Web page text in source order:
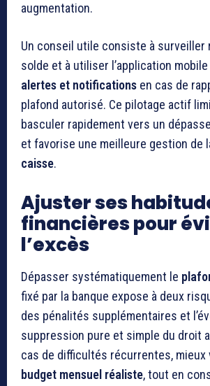
augmentation.
Un conseil utile consiste à surveiller
solde et à utiliser l’application
alertes et notifications en cas de
plafond autorisé. Ce pilotage actif
basculer rapidement vers un
et favorise une meilleure gestion de
caisse.
Ajuster ses
financières pour
l’excès
Dépasser systématiquement le
fixé par la banque expose à deux
des pénalités supplémentaires et
suppression pure et simple du droit
cas de difficultés récurrentes, mieux
budget mensuel réaliste, tout en